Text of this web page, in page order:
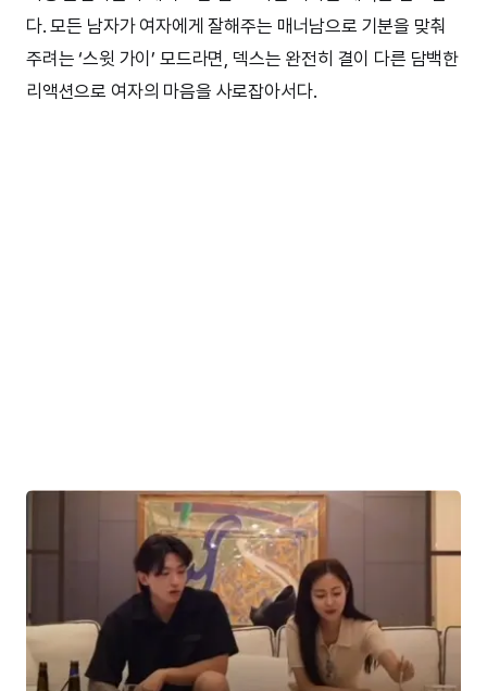
다. 모든 남자가 여자에게 잘해주는 매너남으로 기분을 맞춰
주려는 ‘스윗 가이’ 모드라면, 덱스는 완전히 결이 다른 담백한
리액션으로 여자의 마음을 사로잡아서다.